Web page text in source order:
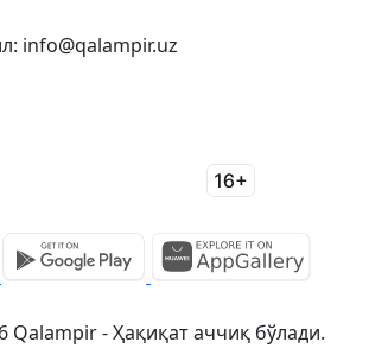
info@qalampir.uz
Qalampir - Ҳақиқат аччиқ бўлади.